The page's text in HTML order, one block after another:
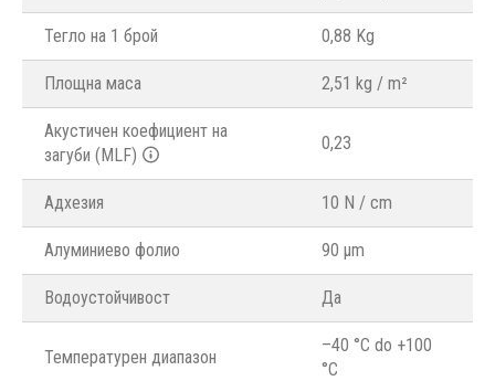
Тегло на 1 брой 0,88 Kg
Площна маса 2,51 kg / m²
Акустичен коефициент на
загуби (MLF)
0,23
Адхезия 10 N / cm
Алуминиево фолио 90 μm
Водоустойчивост Да
Температурен диапазон
–40 °C do +100
°C